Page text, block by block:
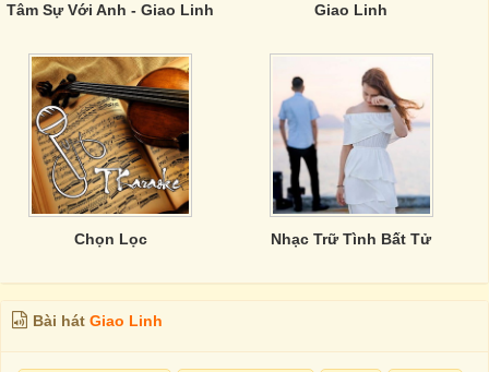
Tâm Sự Với Anh - Giao Linh Giao Linh
Chọn Lọc Nhạc Trữ Tình Bất Tử
Bài hát Giao Linh